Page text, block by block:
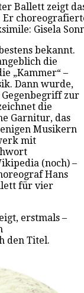
Ballett zeigt
Gisela
bekannt.
die
„Kammer“ –
Dann wurde,
zur
die
Garnitur, das
Musikern
mit
(noch) –
Hans
für vier
erstmals –
den Titel.